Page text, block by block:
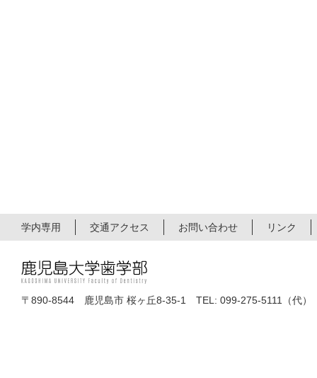
学内専用 交通アクセス お問い合わせ リンク
〒890-8544 鹿児島市 桜ヶ丘8-35-1 TEL: 099-275-5111（代）